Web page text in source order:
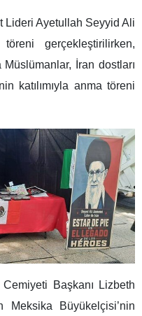
Lideri Ayetullah Seyyid Ali
gerçekleştirilirken,
Müslümanlar, İran dostları
katılımıyla anma töreni
Başkanı Lizbeth
Meksika Büyükelçisi’nin